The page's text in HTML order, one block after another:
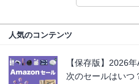
人気のコンテンツ
【保存版】2026
次のセールはいつ